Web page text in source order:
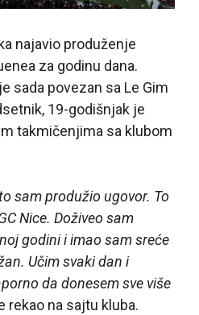
najavio produženje
za godinu dana.
sada povezan sa Le Gim
19-godišnjak je
takmičenjima sa klubom
sam produžio ugovor. To
Nice. Doživeo sam
godini i imao sam sreće
Učim svaki dan i
da donesem sve više
rekao na sajtu kluba.